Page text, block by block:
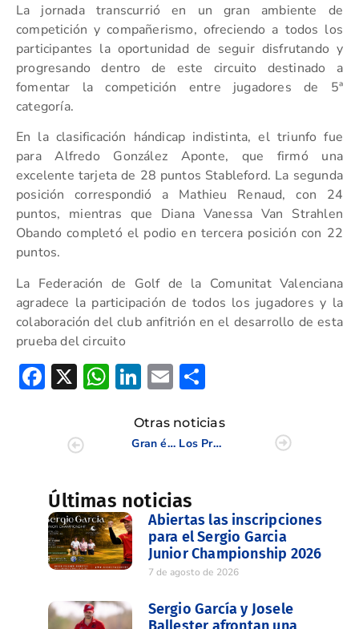
La jornada transcurrió en un gran ambiente de
competición y compañerismo, ofreciendo a todos los
participantes la oportunidad de seguir disfrutando y
progresando dentro de este circuito destinado a
fomentar la competición entre jugadores de 5ª
categoría.
En la clasificación hándicap indistinta, el triunfo fue
para Alfredo González Aponte, que firmó una
excelente tarjeta de 28 puntos Stableford. La segunda
posición correspondió a Mathieu Renaud, con 24
puntos, mientras que Diana Vanessa Van Strahlen
Obando completó el podio en tercera posición con 22
puntos.
La Federación de Golf de la Comunitat Valenciana
agradece la participación de todos los jugadores y la
colaboración del club anfitrión en el desarrollo de esta
prueba del circuito
Facebook
X WhatsApp
LinkedIn
Email
Otras noticias
Gran éxito y gran nivel en el Puntuable Juvenil Zona 3 jugado en Vistabella Golf
Los Profesionales Diego Alonso y José María Buendía se imponen en Font del Llop
Últimas noticias
Abiertas las inscripciones
para el Sergio Garcia
Junior Championship 2026
7 de agosto de 2026
Sergio García y Josele
Ballester afrontan una